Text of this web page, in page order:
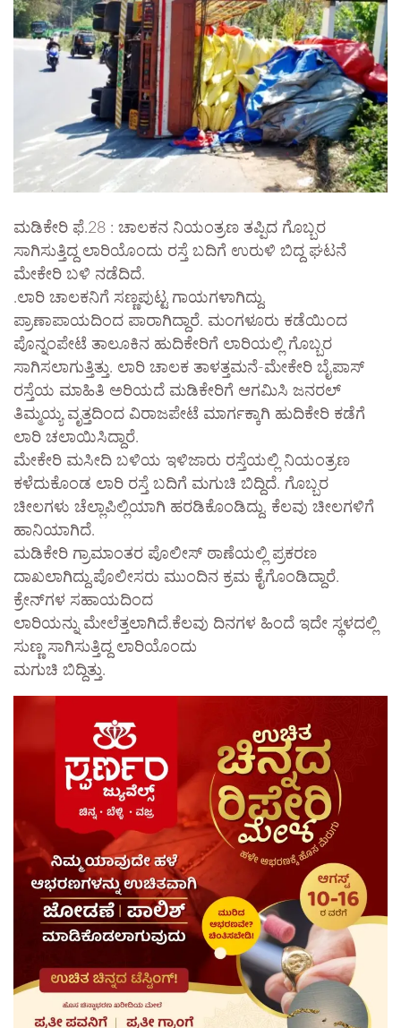
ಮಡಿಕೇರಿ ಫೆ.28 : ಚಾಲಕನ ನಿಯಂತ್ರಣ ತಪ್ಪಿದ ಗೊಬ್ಬರ
ಸಾಗಿಸುತ್ತಿದ್ದ ಲಾರಿಯೊಂದು ರಸ್ತೆ ಬದಿಗೆ ಉರುಳಿ ಬಿದ್ದ ಘಟನೆ
ಮೇಕೇರಿ ಬಳಿ ನಡೆದಿದೆ.
.ಲಾರಿ ಚಾಲಕನಿಗೆ ಸಣ್ಣಪುಟ್ಟ ಗಾಯಗಳಾಗಿದ್ದು,
ಪ್ರಾಣಾಪಾಯದಿಂದ ಪಾರಾಗಿದ್ದಾರೆ. ಮಂಗಳೂರು ಕಡೆಯಿಂದ
ಪೊನ್ನಂಪೇಟೆ ತಾಲೂಕಿನ ಹುದಿಕೇರಿಗೆ ಲಾರಿಯಲ್ಲಿ ಗೊಬ್ಬರ
ಸಾಗಿಸಲಾಗುತ್ತಿತ್ತು. ಲಾರಿ ಚಾಲಕ ತಾಳತ್ತಮನೆ-ಮೇಕೇರಿ ಬೈಪಾಸ್
ರಸ್ತೆಯ ಮಾಹಿತಿ ಅರಿಯದೆ ಮಡಿಕೇರಿಗೆ ಆಗಮಿಸಿ ಜನರಲ್
ತಿಮ್ಮಯ್ಯ ವೃತ್ತದಿಂದ ವಿರಾಜಪೇಟೆ ಮಾರ್ಗಕ್ಕಾಗಿ ಹುದಿಕೇರಿ ಕಡೆಗೆ
ಲಾರಿ ಚಲಾಯಿಸಿದ್ದಾರೆ.
ಮೇಕೇರಿ ಮಸೀದಿ ಬಳಿಯ ಇಳಿಜಾರು ರಸ್ತೆಯಲ್ಲಿ ನಿಯಂತ್ರಣ
ಕಳೆದುಕೊಂಡ ಲಾರಿ ರಸ್ತೆ ಬದಿಗೆ ಮಗುಚಿ ಬಿದ್ದಿದೆ. ಗೊಬ್ಬರ
ಚೀಲಗಳು ಚೆಲ್ಲಾಪಿಲ್ಲಿಯಾಗಿ ಹರಡಿಕೊಂಡಿದ್ದು, ಕೆಲವು ಚೀಲಗಳಿಗೆ
ಹಾನಿಯಾಗಿದೆ.
ಮಡಿಕೇರಿ ಗ್ರಾಮಾಂತರ ಪೊಲೀಸ್ ಠಾಣೆಯಲ್ಲಿ ಪ್ರಕರಣ
ದಾಖಲಾಗಿದ್ದು,ಪೊಲೀಸರು ಮುಂದಿನ ಕ್ರಮ ಕೈಗೊಂಡಿದ್ದಾರೆ.
ಕ್ರೇನ್‌ಗಳ ಸಹಾಯದಿಂದ
ಲಾರಿಯನ್ನು ಮೇಲೆತ್ತಲಾಗಿದೆ.ಕೆಲವು ದಿನಗಳ ಹಿಂದೆ ಇದೇ ಸ್ಥಳದಲ್ಲಿ
ಸುಣ್ಣ ಸಾಗಿಸುತ್ತಿದ್ದ ಲಾರಿಯೊಂದು
ಮಗುಚಿ ಬಿದ್ದಿತ್ತು.